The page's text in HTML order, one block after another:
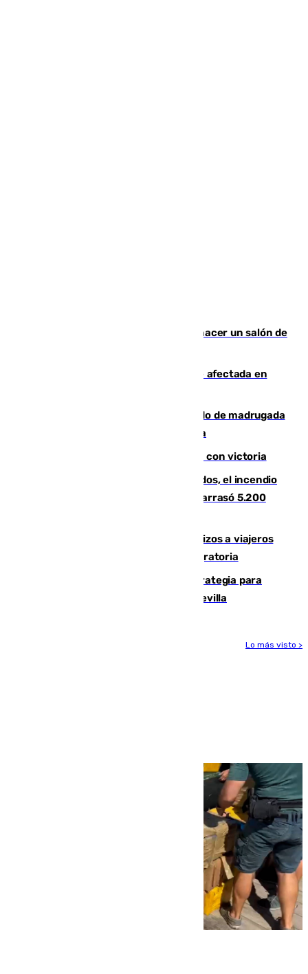
Un tribunal federal impide a Trump hacer un salón de
Incendios de Castellón: la superficie afectada en
Muere un peatón tras ser atropellado de madrugada
en la carretera A-7 a su paso por Málaga
El Granada cierra su puesta a punto con victoria
Un mes de la tragedia de Los Gallardos, el incendio
que acabó con la vida de 14 personas y arrasó 5.200
España establece controles fronterizos a viajeros
procedentes de Italia por la presión migratoria
El Ayuntamiento desarrolla una estrategia para
recuperar la identidad patrimonial de Sevilla
Lo más visto >